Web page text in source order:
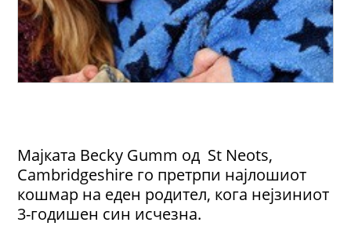
Мајката Becky Gumm од St Neots,
Cambridgeshire го претрпи најлошиот
кошмар на еден родител, кога нејзиниот
3-годишен син исчезна.